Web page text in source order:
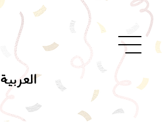
العربية